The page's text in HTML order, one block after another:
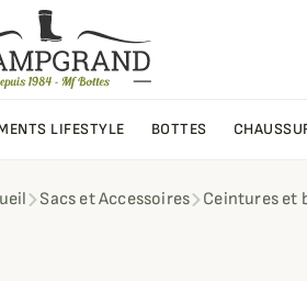
LIFESTYLE BOTTES
Sacs et Accessoires Ceintures et